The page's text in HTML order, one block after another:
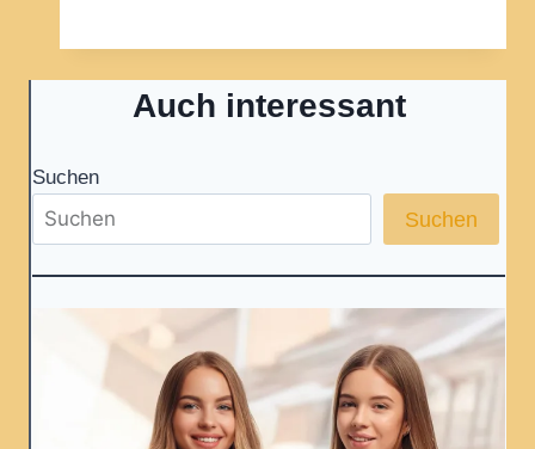
rechnen
–
ein
Auch interessant
Suchen
Suchen